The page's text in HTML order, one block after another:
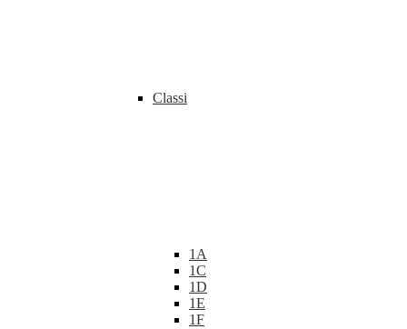
Classi
1A
1C
1D
1E
1F